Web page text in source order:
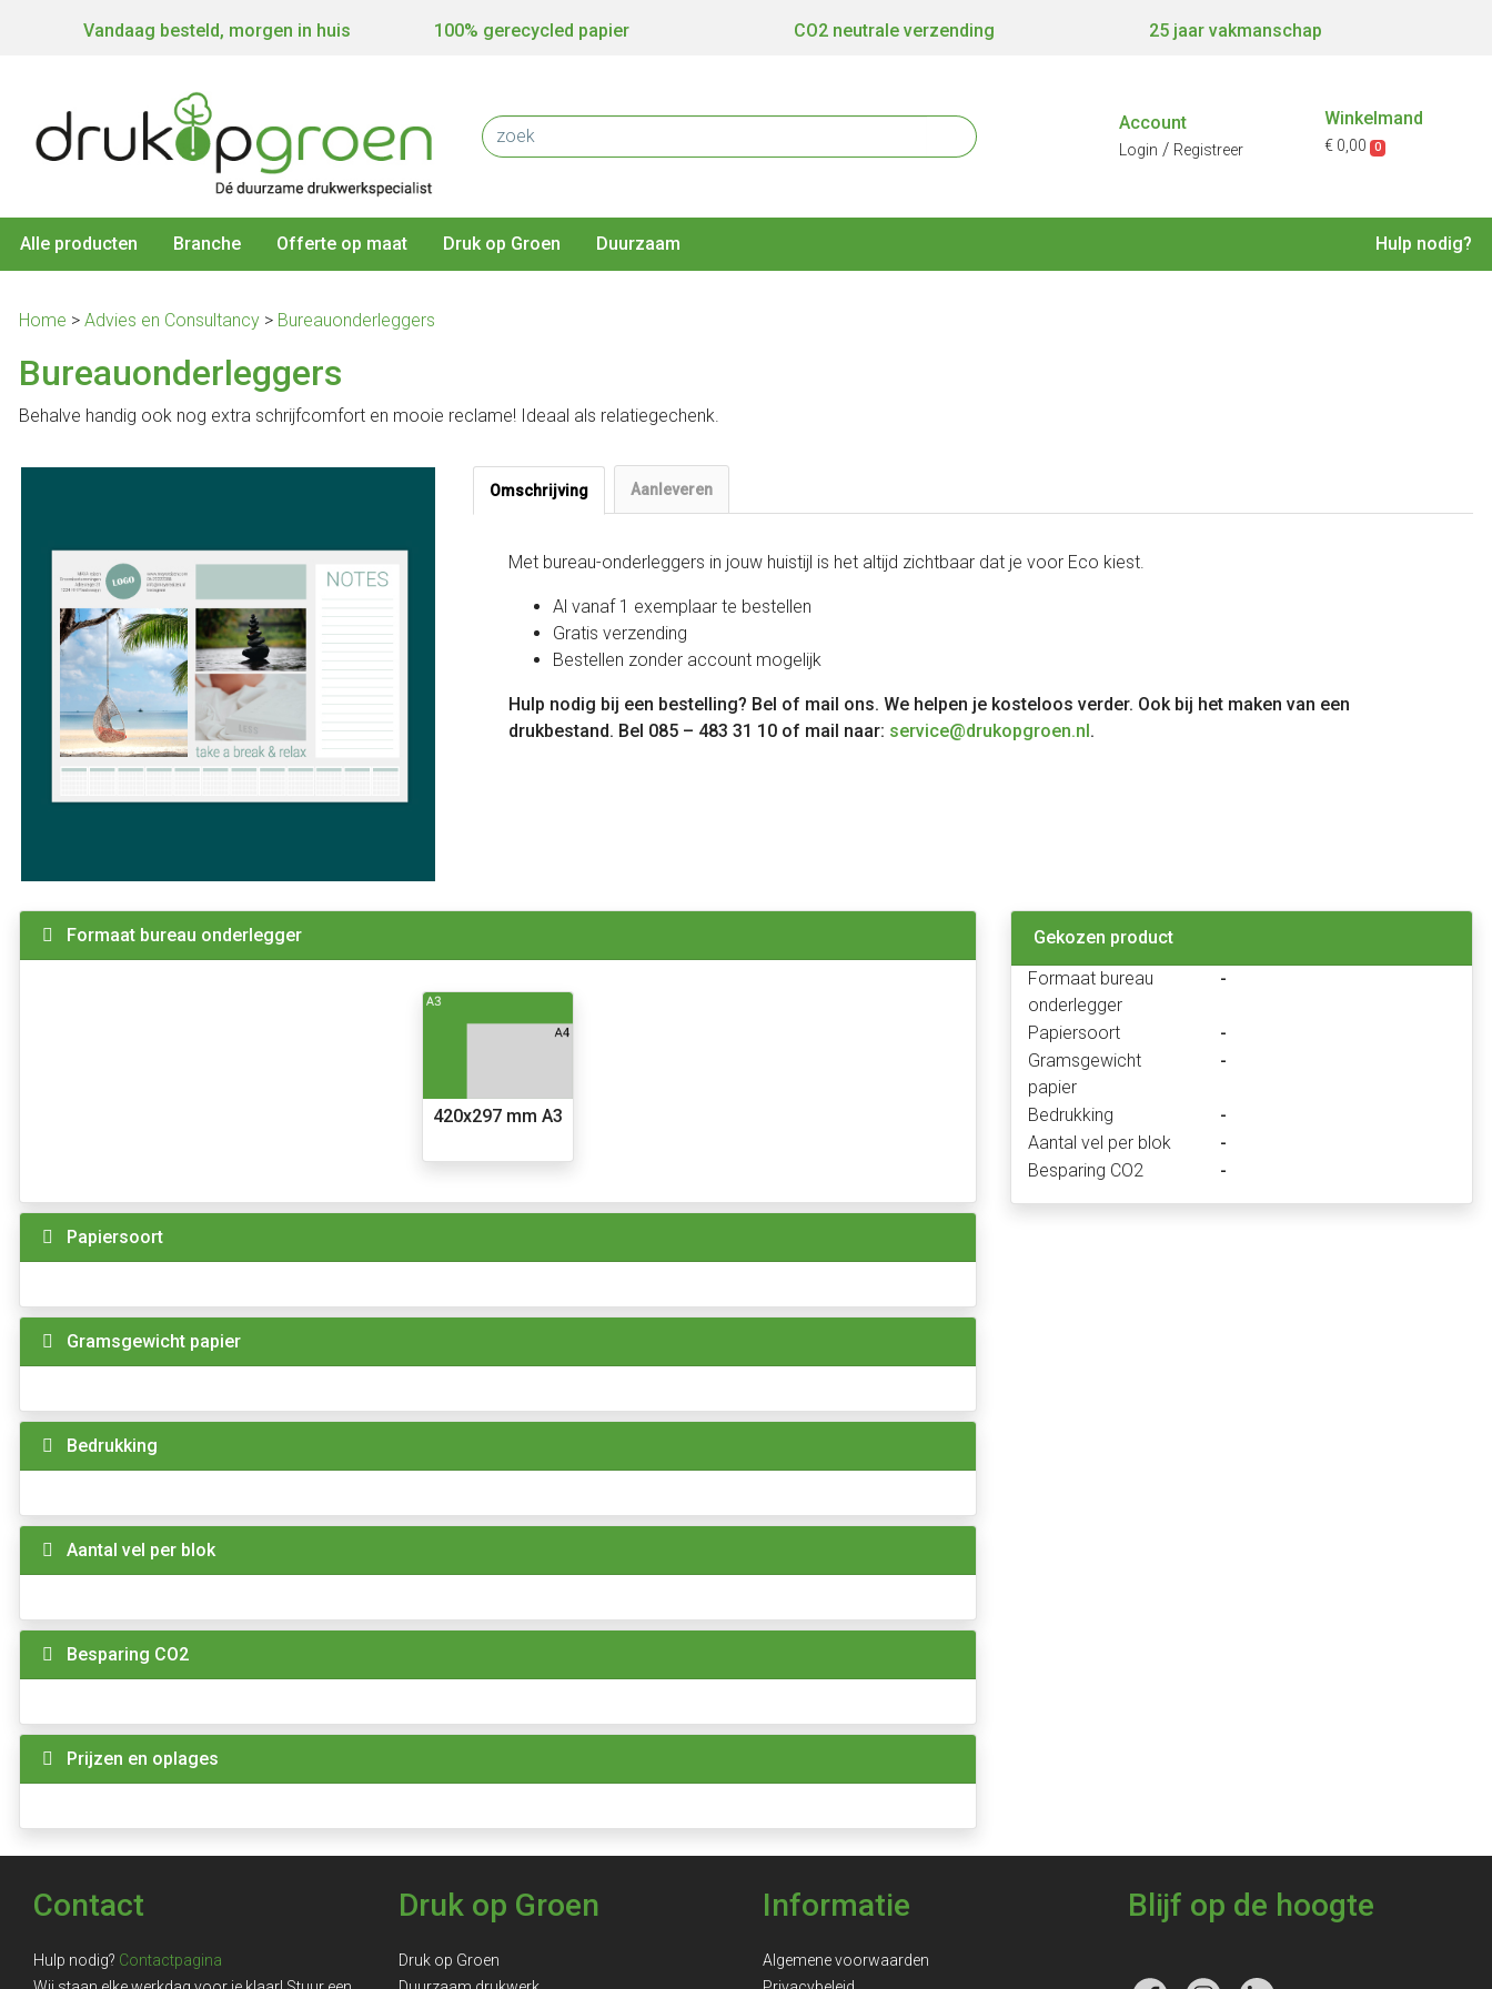
Vandaag besteld, morgen in huis 100% gerecycled papier CO2 neutrale verzending 25 jaar vakmanschap
Account
Login / Registreer
Winkelmand
€ 0,00 0
Alle producten Branche Offerte op maat Druk op Groen Duurzaam Hulp nodig?
Home > Advies en Consultancy > Bureauonderleggers
Bureauonderleggers
Behalve handig ook nog extra schrijfcomfort en mooie reclame! Ideaal als relatiegechenk.
Omschrijving Aanleveren
Met bureau-onderleggers in jouw huistijl is het altijd zichtbaar dat je voor Eco kiest.
Al vanaf 1 exemplaar te bestellen
Gratis verzending
Bestellen zonder account mogelijk
Hulp nodig bij een bestelling? Bel of mail ons. We helpen je kosteloos verder. Ook bij het maken van een
drukbestand. Bel 085 – 483 31 10 of mail naar: service@drukopgroen.nl .
Formaat bureau onderlegger
420x297 mm A3
Papiersoort
Gramsgewicht papier
Bedrukking
Aantal vel per blok
Besparing CO2
Prijzen en oplages
Gekozen product
Formaat bureau
onderlegger
-
Papiersoort
-
Gramsgewicht
papier
-
Bedrukking
-
Aantal vel per blok
-
Besparing CO2
-
Contact
Hulp nodig? Contactpagina
Druk op Groen
Druk op Groen
Informatie
Algemene voorwaarden
Blijf op de hoogte